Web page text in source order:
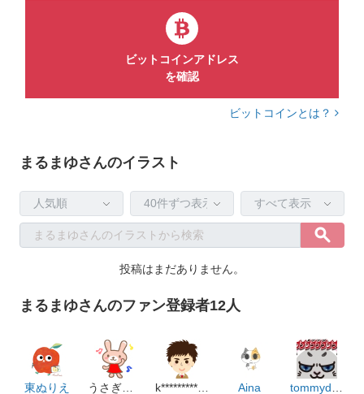
ビットコインアドレス
を確認
ビットコインとは？
まるまゆさんのイラスト
投稿はまだありません。
まるまゆさんのファン登録者12人
東ぬりえ うさぎっちゃん k**********************p Aina tommydesign